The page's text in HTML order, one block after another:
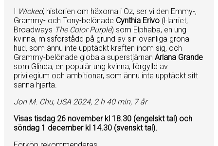
Wicked, historien om häxorna i Oz, ser vi den Emmy-,
Grammy- och Tony-belönade Cynthia Erivo (Harriet,
Broadways The Color Purple) som Elphaba, en ung
kvinna, missförstådd på grund av sin ovanliga gröna
hud, som ännu inte upptäckt kraften inom sig, och
Grammy-belönade globala superstjärnan Ariana Grande
som Glinda, en populär ung kvinna, förgylld av
privilegium och ambitioner, som ännu inte upptäckt sitt
sanna hjärta.
Jon M. Chu, USA 2024, 2 h 40 min, 7 år
Visas tisdag 26 november kl 18.30 (engelskt tal) och
söndag 1 december kl 14.30 (svenskt tal).